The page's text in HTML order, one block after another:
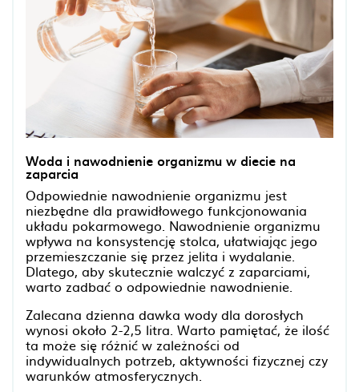
Woda i nawodnienie organizmu w diecie na
zaparcia
Odpowiednie nawodnienie organizmu jest
niezbędne dla prawidłowego funkcjonowania
układu pokarmowego. Nawodnienie organizmu
wpływa na konsystencję stolca, ułatwiając jego
przemieszczanie się przez jelita i wydalanie.
Dlatego, aby skutecznie walczyć z zaparciami,
warto zadbać o odpowiednie nawodnienie.
Zalecana dzienna dawka wody dla dorosłych
wynosi około 2-2,5 litra. Warto pamiętać, że ilość
ta może się różnić w zależności od
indywidualnych potrzeb, aktywności fizycznej czy
warunków atmosferycznych.